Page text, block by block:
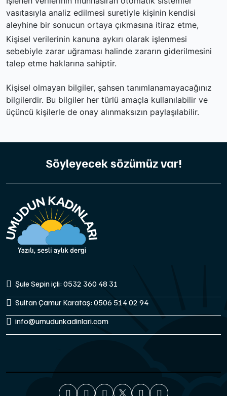
vasıtasıyla analiz edilmesi suretiyle kişinin kendisi
aleyhine bir sonucun ortaya çıkmasına itiraz etme,
Kişisel verilerinin kanuna aykırı olarak işlenmesi
sebebiyle zarar uğraması halinde zararın giderilmesini
talep etme haklarına sahiptir.
Kişisel olmayan bilgiler, şahsen tanımlanamayacağınız
bilgilerdir. Bu bilgiler her türlü amaçla kullanılabilir ve
üçüncü kişilerle de onay alınmaksızın paylaşılabilir.
Söyleyecek sözümüz var!
Şule Sepin içli: 0532 360 48 31
Sultan Çamur Karataş: 0506 514 02 94
info@umudunkadinlari.com